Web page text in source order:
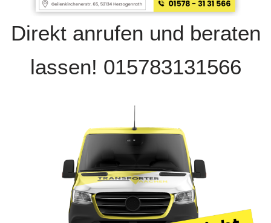
Direkt anrufen und beraten
lassen! 015783131566